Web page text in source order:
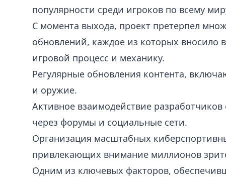
популярности среди игроков по всему
С момента выхода, проект претерпел
обновлений, каждое из которых вносило
игровой процесс и механику.
Регулярные обновления контента,
и оружие.
Активное взаимодействие
через форумы и социальные сети.
Организация масштабных
привлекающих внимание миллионов
Одним из ключевых факторов,